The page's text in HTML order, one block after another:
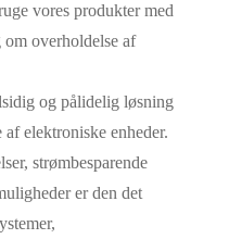
vores produkter med
overholdelse af
og pålidelig løsning
elektroniske enheder.
strømbesparende
er den det